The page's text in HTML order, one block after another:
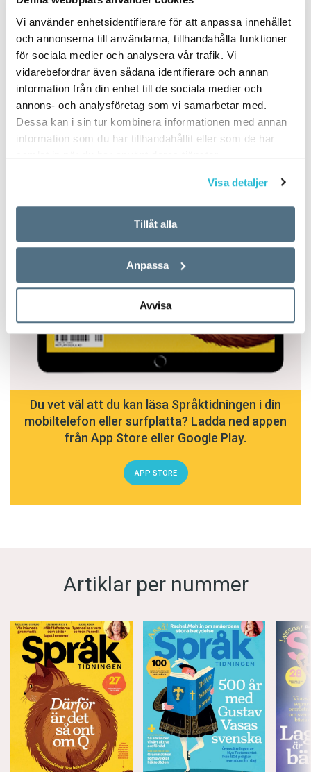
Vi använder enhetsidentifierare för att anpassa innehållet
och annonserna till användarna, tillhandahålla funktioner
för sociala medier och analysera vår trafik. Vi
vidarebefordrar även sådana identifierare och annan
information från din enhet till de sociala medier och
annons- och analysföretag som vi samarbetar med.
Dessa kan i sin tur kombinera informationen med annan
information som du har tillhandahållit eller som de har
samlat in när du har använt deras tjänster.
Visa detaljer
Tillåt alla
Anpassa
Avvisa
Du vet väl att du kan läsa Språktidningen i din
mobiltelefon eller surfplatta? Ladda ned appen
från App Store eller Google Play.
APP STORE
Artiklar per nummer